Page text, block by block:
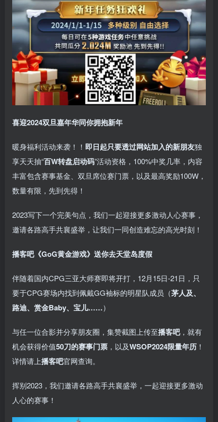
喜迎2024双旦嘉年华同你拥抱新年
暖身福利活动来袭！！ 即日起只要透过网站加入的新朋友独
享天天抽“百W转盘启动码”活动资格，100%中奖几率，内容
丰富包含赛事基金、双旦席位赛门票，以及最高奖励100W，
数量有限，先到先得！
2023写下一个完美句点，我们一起迎接更多激动人心赛事，
邀请各路高手共襄盛举，让我们一同创造难忘的高光时刻！
播客吧《GoG黄金游戏》 送你去天堂岛度假
伴随着国内CPG三亚大师赛即将开打，12月15日-21日，只
要于CPG赛场内找到佩戴GG袖标的明星队成员（茅人及、
路迪、赏金Baby、宝儿……）
与任一位合影并分享朋友圈，集赞截图上传至播客吧，就有
机会获得价值50刀的赛事门票 ，以及WSOP2024限量年历 ！
详情请上播客吧官网查询。
挥别2023，我们邀请各路高手共襄盛举，一起迎接更多激动
人心的赛事！